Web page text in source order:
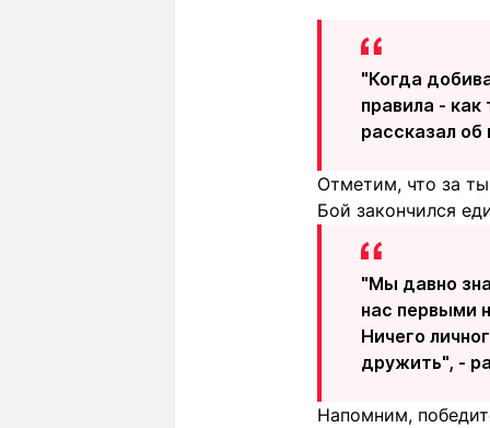
"Когда
правила -
рассказал
Отметим, что за
Бой закончился
"Мы давно
нас первыми
Ничего
дружить", -
Напомним,